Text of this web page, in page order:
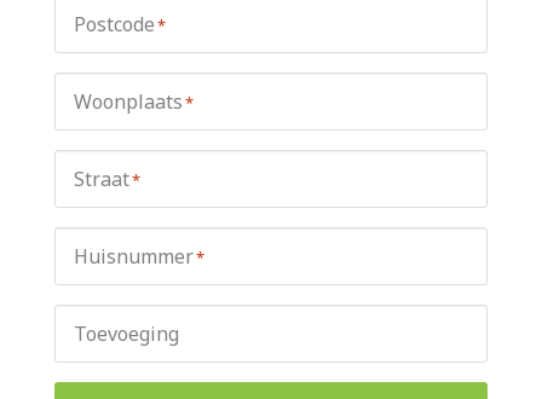
Postcode*
Woonplaats*
Straat*
Huisnummer*
Toevoeging